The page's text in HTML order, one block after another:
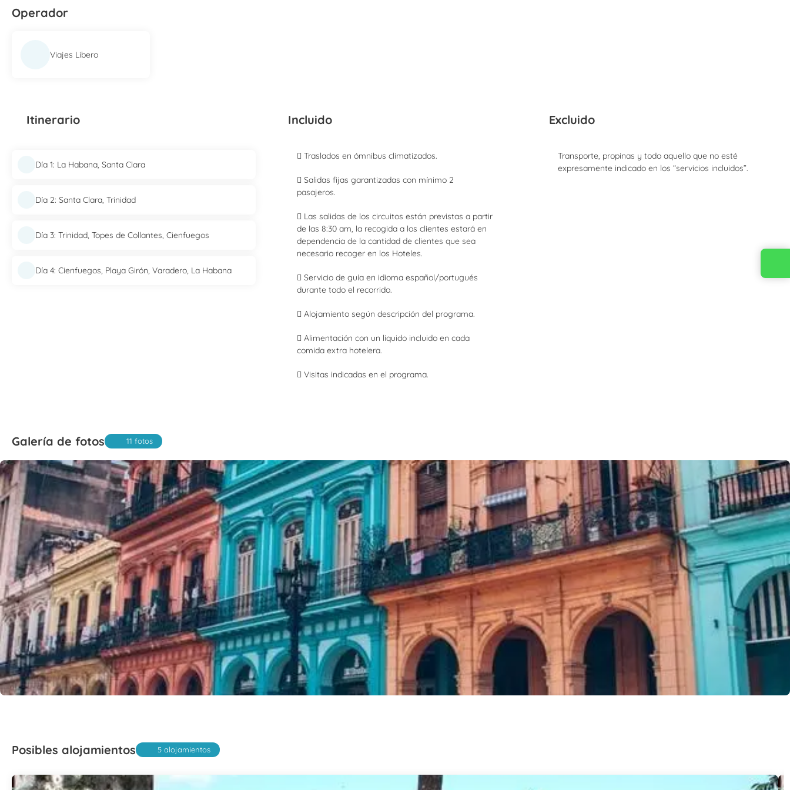
Operador
Viajes Libero
Itinerario
Día 1: La Habana, Santa Clara
Día 2: Santa Clara, Trinidad
Día 3: Trinidad, Topes de Collantes, Cienfuegos
Día 4: Cienfuegos, Playa Girón, Varadero, La Habana
Incluido
 Traslados en ómnibus climatizados.
 Salidas fijas garantizadas con mínimo 2
pasajeros.
 Las salidas de los circuitos están previstas a partir
de las 8:30 am, la recogida a los clientes estará en
dependencia de la cantidad de clientes que sea
necesario recoger en los Hoteles.
 Servicio de guía en idioma español/portugués
durante todo el recorrido.
 Alojamiento según descripción del programa.
 Alimentación con un líquido incluido en cada
comida extra hotelera.
 Visitas indicadas en el programa.
Excluido
Transporte, propinas y todo aquello que no esté
expresamente indicado en los “servicios incluidos”.
Galería de fotos 11 fotos
Posibles alojamientos 5 alojamientos